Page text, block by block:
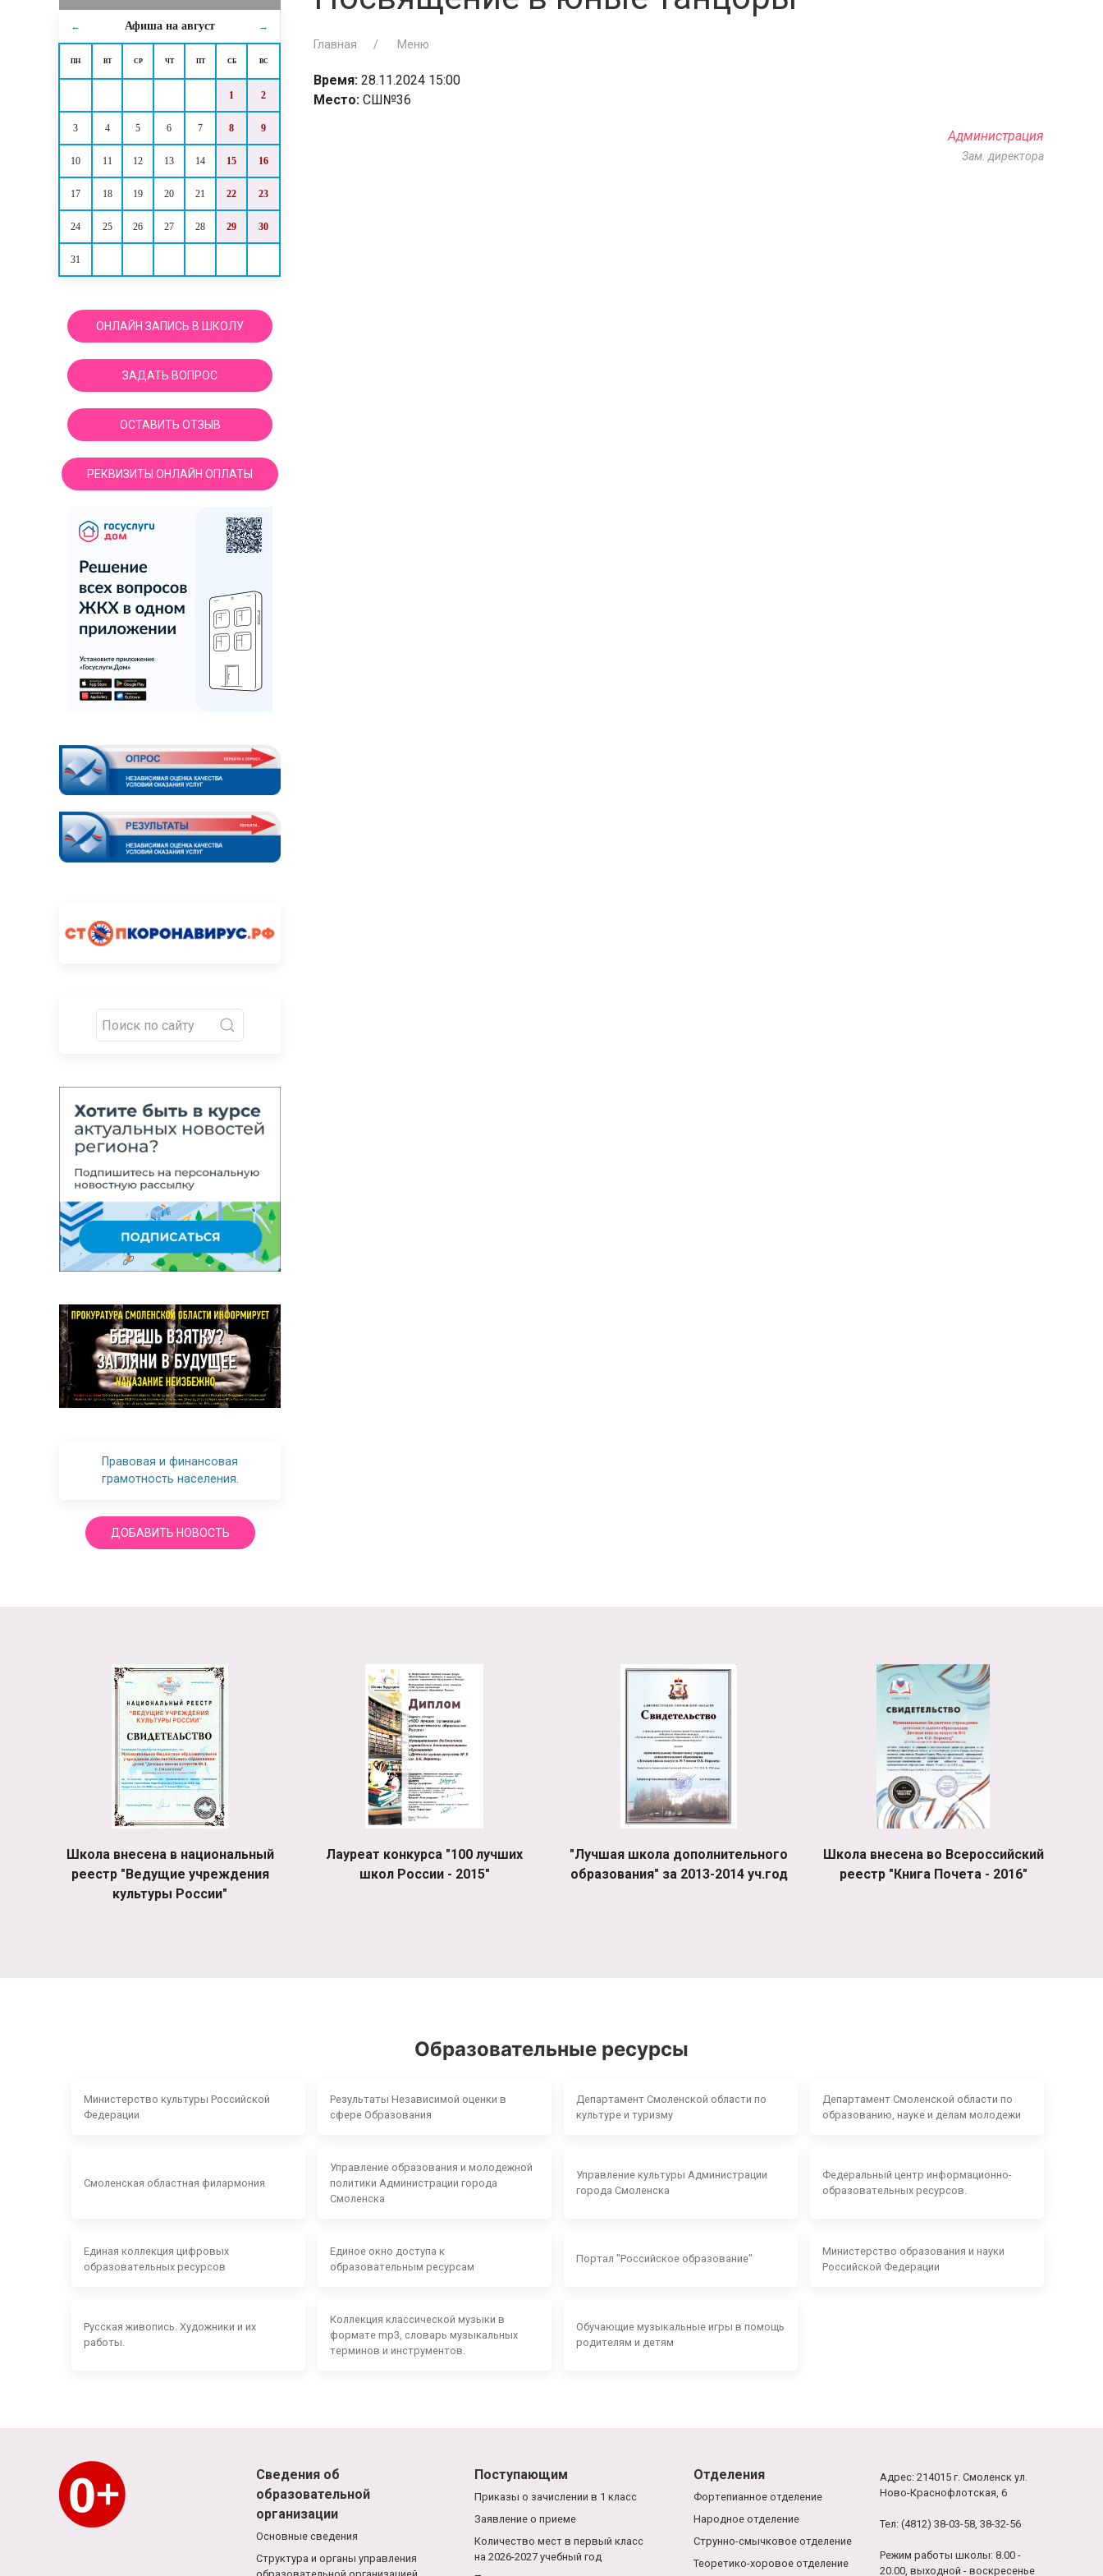
← Афиша на август →
ПН ВТ СР ЧТ ПТ СБ ВС
1 2
3 4 5 6 7 8 9
10 11 12 13 14 15 16
17 18 19 20 21 22 23
24 25 26 27 28 29 30
31
ОНЛАЙН ЗАПИСЬ В ШКОЛУ
ЗАДАТЬ ВОПРОС
ОСТАВИТЬ ОТЗЫВ
РЕКВИЗИТЫ ОНЛАЙН ОПЛАТЫ
Правовая и финансовая
грамотность населения.
ДОБАВИТЬ НОВОСТЬ
Главная Меню
Время: 28.11.2024 15:00
Место: СШ№36
Администрация
Зам. директора
Школа внесена в национальный
реестр "Ведущие учреждения
культуры России"
Лауреат конкурса "100 лучших
школ России - 2015"
"Лучшая школа дополнительного
образования" за 2013-2014 уч.год
Школа внесена во Всероссийский
реестр "Книга Почета - 2016"
Образовательные ресурсы
Министерство культуры Российской
Федерации
Результаты Независимой оценки в
сфере Образования
Департамент Смоленской области по
культуре и туризму
Департамент Смоленской области по
образованию, науке и делам молодежи
Смоленская областная филармония
Управление образования и молодежной
политики Администрации города
Смоленска
Управление культуры Администрации
города Смоленска
Федеральный центр информационно-
образовательных ресурсов.
Единая коллекция цифровых
образовательных ресурсов
Единое окно доступа к
образовательным ресурсам
Портал "Российское образование"
Министерство образования и науки
Российской Федерации
Русская живопись. Художники и их
работы.
Коллекция классической музыки в
формате mp3, словарь музыкальных
терминов и инструментов.
Обучающие музыкальные игры в помощь
родителям и детям
Сведения об
образовательной
организации
Основные сведения
Структура и органы управления
Поступающим
Приказы о зачислении в 1 класс
Заявление о приеме
Количество мест в первый класс
на 2026-2027 учебный год
Отделения
Фортепианное отделение
Народное отделение
Струнно-смычковое отделение
Теоретико-хоровое отделение
Адрес: 214015 г. Смоленск ул.
Ново-Краснофлотская, 6
Тел: (4812) 38-03-58, 38-32-56
Режим работы школы: 8.00 -
20.00, выходной - воскресенье